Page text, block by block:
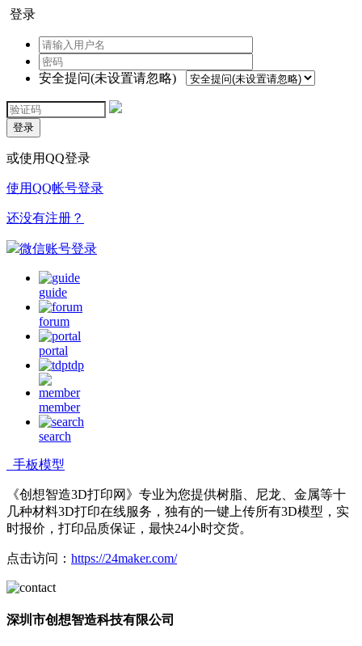
登录
安全提问(未设置请忽略)
登录
或使用QQ登录
使用QQ帐号登录
还没有注册？
微信账号登录
guide
forum
portal
tdp
member
search
手板模型
《创想智造3D打印网》专业为您提供树脂、尼龙、金属等十
几种材料3D打印在线服务，独有的一键上传所有3D模型，实
时报价，打印品质保证，最快24小时交货。
点击访问： https://24maker.com/
深圳市创想智造科技有限公司